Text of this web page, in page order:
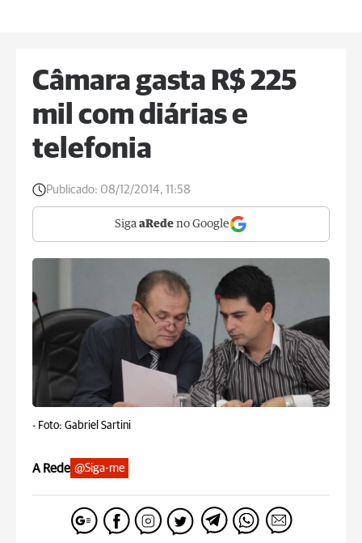
Câmara gasta R$ 225
mil com diárias e
telefonia
Publicado: 08/12/2014, 11:58
Siga aRede no Google
- Foto: Gabriel Sartini
A Rede @Siga-me